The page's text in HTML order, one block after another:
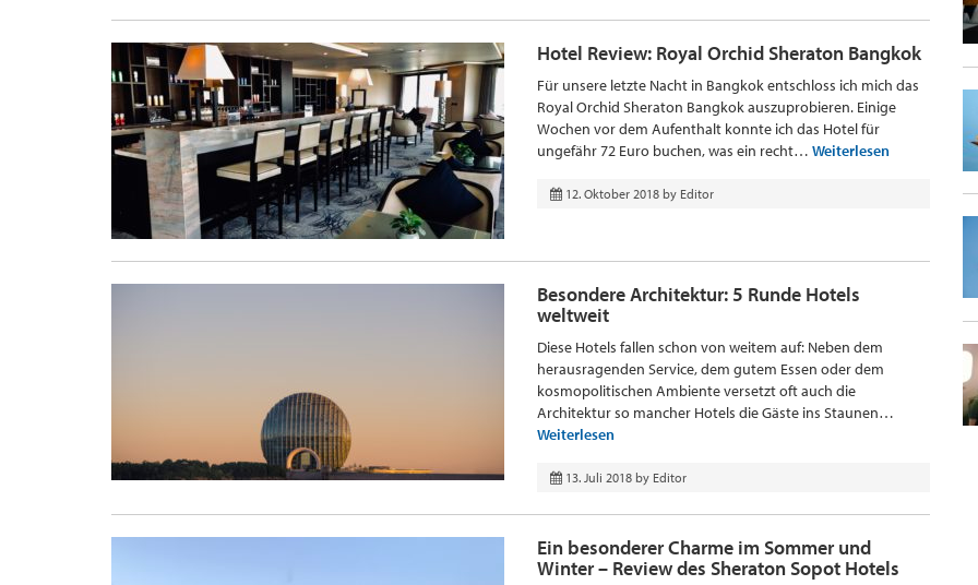
Hotel Review: Royal Orchid Sheraton Bangkok
Für unsere letzte Nacht in Bangkok entschloss ich mich das
Royal Orchid Sheraton Bangkok auszuprobieren. Einige
Wochen vor dem Aufenthalt konnte ich das Hotel für
ungefähr 72 Euro buchen, was ein recht… Weiterlesen
12. Oktober 2018 by Editor
Besondere Architektur: 5 Runde Hotels
weltweit
Diese Hotels fallen schon von weitem auf: Neben dem
herausragenden Service, dem gutem Essen oder dem
kosmopolitischen Ambiente versetzt oft auch die
Architektur so mancher Hotels die Gäste ins Staunen…
Weiterlesen
13. Juli 2018 by Editor
Ein besonderer Charme im Sommer und
Winter – Review des Sheraton Sopot Hotels